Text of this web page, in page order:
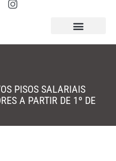
PISOS SALARIAIS
A PARTIR DE 1º DE